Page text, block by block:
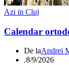
Azi in Cluj
Calendar
De laAndrei
.8/9/2026